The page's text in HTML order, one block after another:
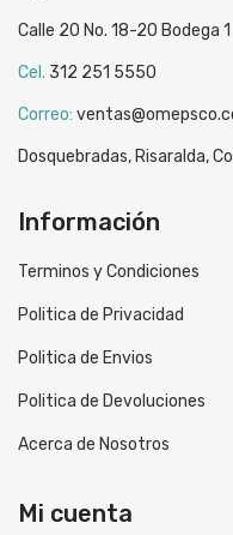
Calle 20 No. 18-20 Bodega 1
Cel. 312 251 5550
Correo:
Dosquebradas, Risaralda,
Información
Terminos y Condiciones
Politica de Privacidad
Politica de Envios
Politica de Devoluciones
Acerca de Nosotros
Mi cuenta